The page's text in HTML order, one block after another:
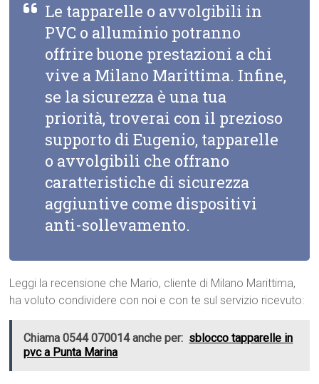
Le tapparelle o avvolgibili in
PVC o alluminio potranno
offrire buone prestazioni a chi
vive a Milano Marittima. Infine,
se la sicurezza è una tua
priorità, troverai con il prezioso
supporto di Eugenio, tapparelle
o avvolgibili che offrano
caratteristiche di sicurezza
aggiuntive come dispositivi
anti-sollevamento.
Leggi la recensione che Mario, cliente di Milano Marittima,
ha voluto condividere con noi e con te sul servizio ricevuto:
Chiama 0544 070014 anche per: sblocco tapparelle in
pvc a Punta Marina